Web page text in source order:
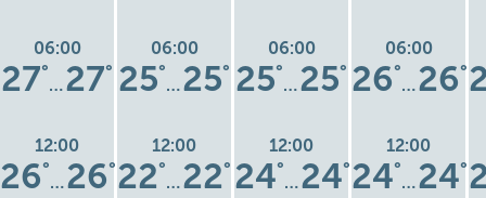
06:00
27°
…27°
12:00
26°
…26°
06:00
25°
…25°
12:00
22°
…22°
06:00
25°
…25°
12:00
24°
…24°
06:00
26°
…26°
12:00
24°
…24°